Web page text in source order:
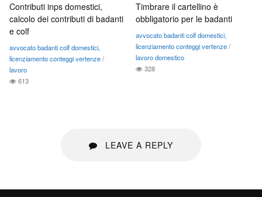
Contributi inps domestici,
calcolo dei contributi di badanti
e colf
avvocato badanti colf domestici,
licenziamento conteggi vertenze/
lavoro
613
Timbrare il cartellino è
obbligatorio per le badanti
avvocato badanti colf domestici,
licenziamento conteggi vertenze/
lavoro domestico
328
LEAVE A REPLY